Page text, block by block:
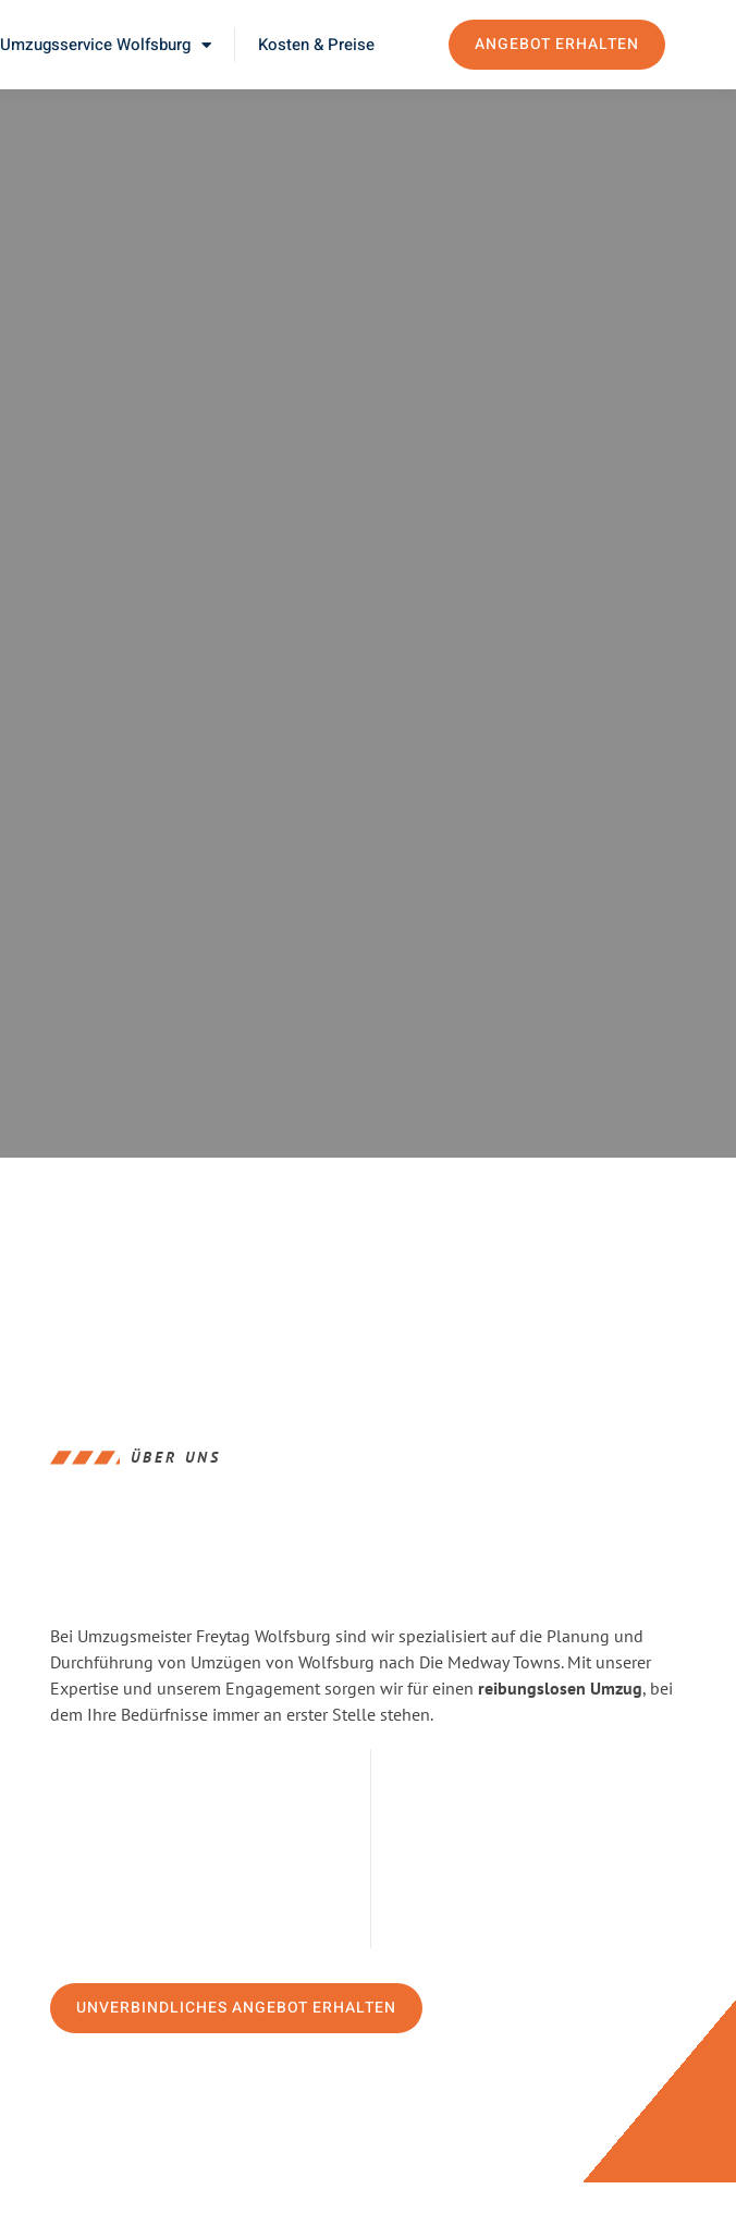
Umzugsservice Wolfsburg Kosten & Preise ANGEBOT ERHALTEN
ÜBER UNS
Bei Umzugsmeister Freytag Wolfsburg sind wir spezialisiert auf die Planung und
Durchführung von Umzügen von Wolfsburg nach Die Medway Towns. Mit unserer
Expertise und unserem Engagement sorgen wir für einen reibungslosen Umzug, bei
dem Ihre Bedürfnisse immer an erster Stelle stehen.
UNVERBINDLICHES ANGEBOT ERHALTEN